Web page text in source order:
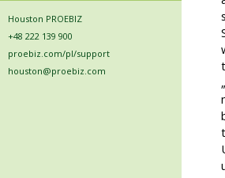
Houston PROEBIZ
+48 222 139 900
proebiz.com/pl/support
houston@proebiz.com